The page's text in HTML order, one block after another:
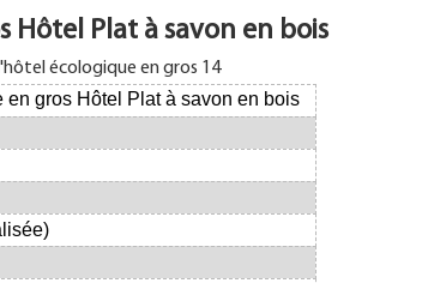
Hôtel Plat à savon en bois
gros Hôtel Plat à savon en bois